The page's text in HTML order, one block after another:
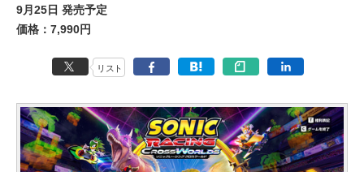
9月25日 発売予定
価格：7,990円
リスト